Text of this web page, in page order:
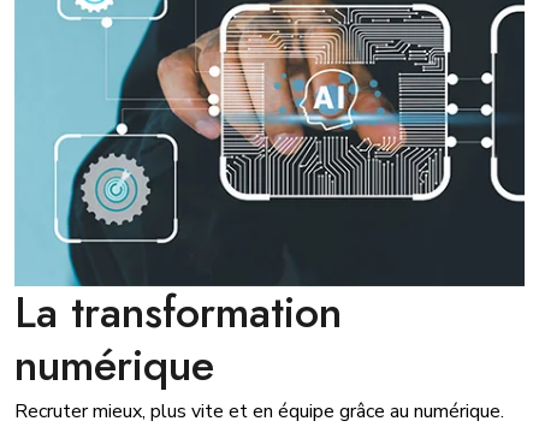
La transformation
numérique
Recruter mieux, plus vite et en équipe grâce au numérique.